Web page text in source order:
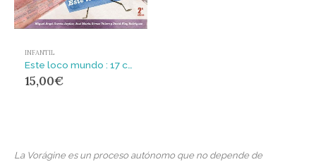
INFANTIL
15,00€
La Vorágine es un proceso autónomo que no depende de